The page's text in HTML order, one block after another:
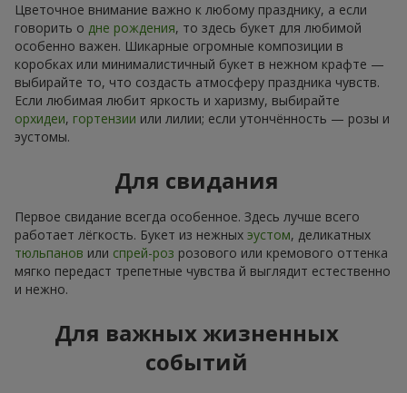
Цветочное внимание важно к любому празднику, а если
говорить о дне рождения, то здесь букет для любимой
особенно важен. Шикарные огромные композиции в
коробках или минималистичный букет в нежном крафте —
выбирайте то, что создасть атмосферу праздника чувств.
Если любимая любит яркость и харизму, выбирайте
орхидеи, гортензии или лилии; если утончённость — розы и
эустомы.
Для свидания
Первое свидание всегда особенное. Здесь лучше всего
работает лёгкость. Букет из нежных эустом, деликатных
тюльпанов или спрей-роз розового или кремового оттенка
мягко передаст трепетные чувства й выглядит естественно
и нежно.
Для важных жизненных
событий